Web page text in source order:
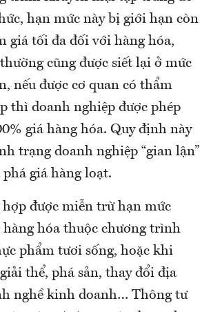
hạn mức này bị giới hạn còn
giá tối đa đối với hàng hóa,
cũng được siết lại ở mức
nếu được cơ quan có thẩm
thì doanh nghiệp được phép
giá hàng hóa. Quy định này
trạng doanh nghiệp “gian lận”
phá giá hàng loạt.
được miễn trừ hạn mức
hàng hóa thuộc chương trình
phẩm tươi sống, hoặc khi
thể, phá sản, thay đổi địa
nghề kinh doanh… Thông tư